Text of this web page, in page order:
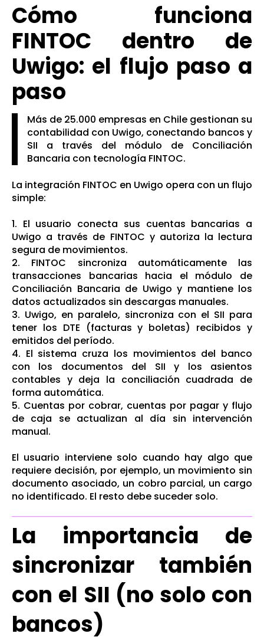
Cómo funciona
FINTOC dentro de
Uwigo: el flujo paso a
paso
Más de 25.000 empresas en Chile gestionan su
contabilidad con Uwigo, conectando bancos y
SII a través del módulo de Conciliación
Bancaria con tecnología FINTOC.
La integración FINTOC en Uwigo opera con un flujo
simple:
1. El usuario conecta sus cuentas bancarias a
Uwigo a través de FINTOC y autoriza la lectura
segura de movimientos.
2. FINTOC sincroniza automáticamente las
transacciones bancarias hacia el módulo de
Conciliación Bancaria de Uwigo y mantiene los
datos actualizados sin descargas manuales.
3. Uwigo, en paralelo, sincroniza con el SII para
tener los DTE (facturas y boletas) recibidos y
emitidos del período.
4. El sistema cruza los movimientos del banco
con los documentos del SII y los asientos
contables y deja la conciliación cuadrada de
forma automática.
5. Cuentas por cobrar, cuentas por pagar y flujo
de caja se actualizan al día sin intervención
manual.
El usuario interviene solo cuando hay algo que
requiere decisión, por ejemplo, un movimiento sin
documento asociado, un cobro parcial, un cargo
no identificado. El resto debe suceder solo.
La importancia de
sincronizar también
con el SII (no solo con
bancos)